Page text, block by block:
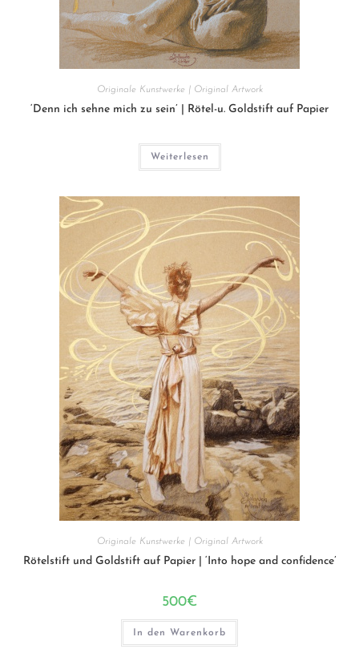
Originale Kunstwerke | Original Artwork
‘Denn ich sehne mich zu sein’ | Rötel-u. Goldstift auf Papier
Weiterlesen
Originale Kunstwerke | Original Artwork
Rötelstift und Goldstift auf Papier | ‘Into hope and confidence’
500€
In den Warenkorb